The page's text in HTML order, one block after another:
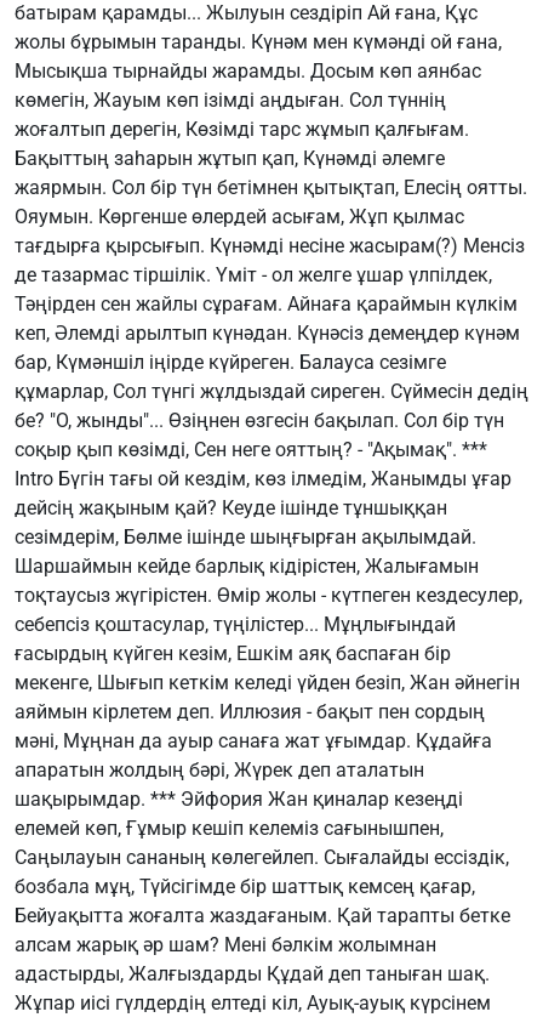
батырам қарамды... Жылуын сездіріп Ай ғана, Құс
жолы бұрымын таранды. Күнәм мен күмәнді ой ғана,
Мысықша тырнайды жарамды. Досым көп аянбас
көмегін, Жауым көп ізімді аңдыған. Сол түннің
жоғалтып дерегін, Көзімді тарс жұмып қалғығам.
Бақыттың заһарын жұтып қап, Күнәмді әлемге
жаярмын. Сол бір түн бетімнен қытықтап, Елесің оятты.
Ояумын. Көргенше өлердей асығам, Жұп қылмас
тағдырға қырсығып. Күнәмді несіне жасырам(?) Менсіз
де тазармас тіршілік. Үміт - ол желге ұшар үлпілдек,
Тәңірден сен жайлы сұрағам. Айнаға қараймын күлкім
кеп, Әлемді арылтып күнәдан. Күнәсіз демеңдер күнәм
бар, Күмәншіл іңірде күйреген. Балауса сезімге
құмарлар, Сол түнгі жұлдыздай сиреген. Сүймесін дедің
бе? "О, жынды"... Өзіңнен өзгесін бақылап. Сол бір түн
соқыр қып көзімді, Сен неге ояттың? - "Ақымақ". ***
Intro Бүгін тағы ой кездім, көз ілмедім, Жанымды ұғар
дейсің жақыным қай? Кеуде ішінде тұншыққан
сезімдерім, Бөлме ішінде шыңғырған ақылымдай.
Шаршаймын кейде барлық кідірістен, Жалығамын
тоқтаусыз жүгірістен. Өмір жолы - күтпеген кездесулер,
себепсіз қоштасулар, түңілістер... Мұңлығындай
ғасырдың күйген кезім, Ешкім аяқ баспаған бір
мекенге, Шығып кеткім келеді үйден безіп, Жан әйнегін
аяймын кірлетем деп. Иллюзия - бақыт пен сордың
мәні, Мұңнан да ауыр санаға жат ұғымдар. Құдайға
апаратын жолдың бәрі, Жүрек деп аталатын
шақырымдар. *** Эйфория Жан қиналар кезеңді
елемей көп, Ғұмыр кешіп келеміз сағынышпен,
Саңылауын сананың көлегейлеп. Сығалайды ессіздік,
бозбала мұң, Түйсігімде бір шаттық кемсең қағар,
Бейуақытта жоғалта жаздағаным. Қай тарапты бетке
алсам жарық әр шам? Мені бәлкім жолымнан
адастырды, Жалғыздарды Құдай деп таныған шақ.
Жұпар иісі гүлдердің елтеді кіл, Ауық-ауық күрсінем